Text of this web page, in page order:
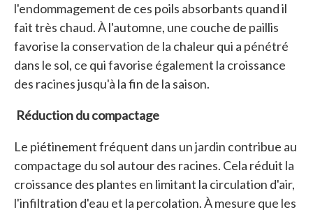
l'endommagement de ces poils absorbants quand il
fait très chaud. À l'automne, une couche de paillis
favorise la conservation de la chaleur qui a pénétré
dans le sol, ce qui favorise également la croissance
des racines jusqu'à la fin de la saison.
Réduction du compactage
Le piétinement fréquent dans un jardin contribue au
compactage du sol autour des racines. Cela réduit la
croissance des plantes en limitant la circulation d'air,
l'infiltration d'eau et la percolation. À mesure que les